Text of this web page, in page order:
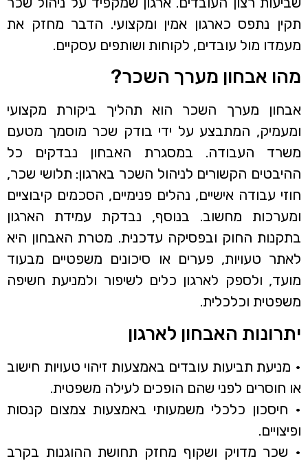
תקין נתפס כארגון אמין ומקצועי. הדבר מחזק את
מעמדו מול עובדים, לקוחות ושותפים עסקיים.
מהו אבחון מערך השכר?
אבחון מערך השכר הוא תהליך ביקורת מקצועי
ומעמיק, המתבצע על ידי בודק שכר מוסמך מטעם
משרד העבודה. במסגרת האבחון נבדקים כל
ההיבטים הקשורים לניהול השכר בארגון: תלושי שכר,
חוזי עבודה אישיים, נהלים פנימיים, הסכמים קיבוציים
ומערכות מחשוב. בנוסף, נבדקת עמידת הארגון
בתקנות החוק ובפסיקה עדכנית. מטרת האבחון היא
לאתר טעויות, פערים או סיכונים משפטיים מבעוד
מועד, ולספק לארגון כלים לשיפור ולמניעת חשיפה
משפטית וכלכלית.
יתרונות האבחון לארגון
• מניעת תביעות עובדים באמצעות זיהוי טעויות חישוב
או חוסרים לפני שהם הופכים לעילה משפטית.
• חיסכון כלכלי משמעותי באמצעות צמצום קנסות
ופיצויים.
• שכר מדויק ושקוף מחזק תחושת ההוגנות בקרב